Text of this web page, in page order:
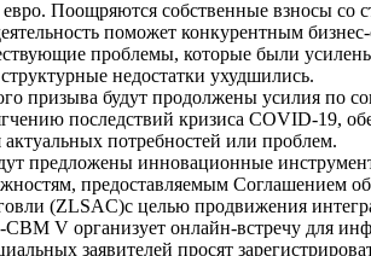
евро. Поощряются собственные взносы со
поможет конкурентным
проблемы, которые были
недостатки ухудшились.
призыва будут продолжены усилия по
последствий кризиса COVID-19,
потребностей или проблем.
предложены инновационные
предоставляемым Соглашением
(ZLSAC)с целью продвижения
V организует онлайн-встречу для
заявителей просят